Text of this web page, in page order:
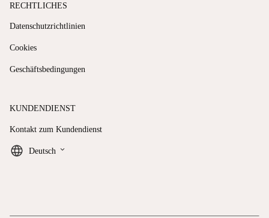
RECHTLICHES
Datenschutzrichtlinien
Cookies
Geschäftsbedingungen
KUNDENDIENST
Kontakt zum Kundendienst
Deutsch keyboard_arrow_down